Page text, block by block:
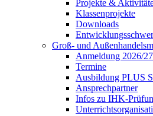
Projekte &
Klassenprojekte
Downloads
Groß- und
Anmeldung 2026/27
Termine
Ausbildung PLUS
Ansprechpartner
Infos zu IHK-